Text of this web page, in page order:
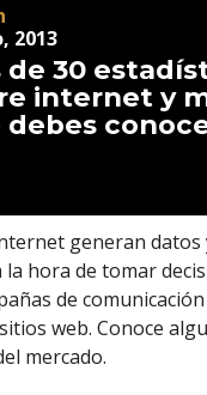
2013
de 30
internet y
debes
generan datos
hora de tomar
de
web. Conoce
mercado.